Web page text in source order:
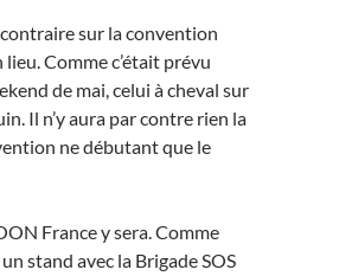
sur la convention
Comme c’était prévu
de mai, celui à cheval sur
Il n’y aura par contre rien la
ne débutant que le
France y sera. Comme
stand avec la Brigade SOS